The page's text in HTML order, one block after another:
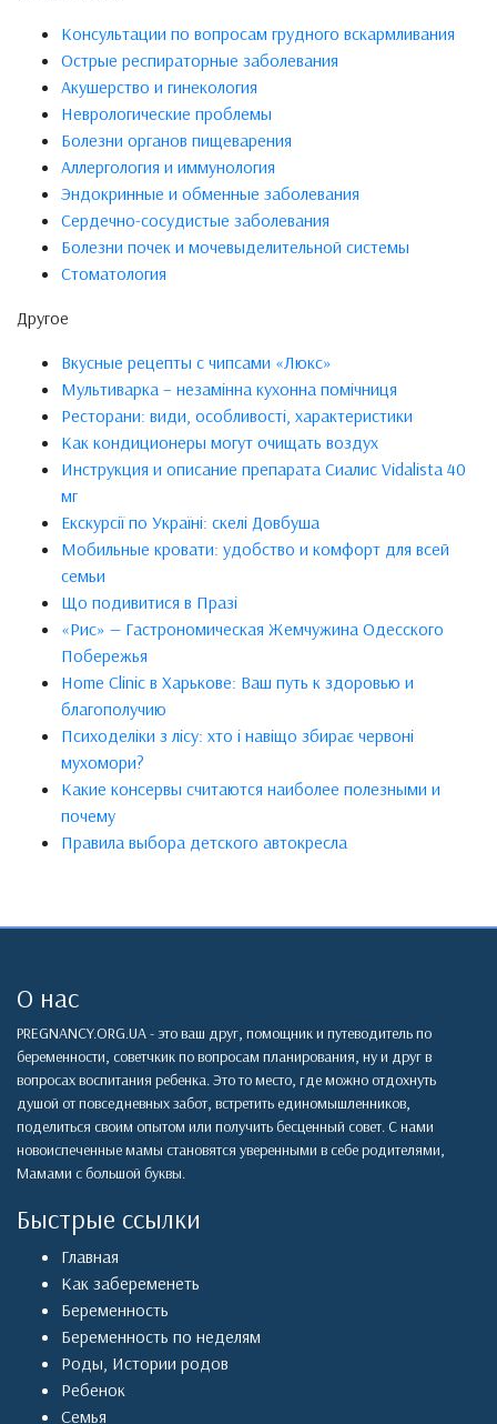
Консультации по вопросам грудного вскармливания
Острые респираторные заболевания
Акушерство и гинекология
Неврологические проблемы
Болезни органов пищеварения
Аллергология и иммунология
Эндокринные и обменные заболевания
Сердечно-сосудистые заболевания
Болезни почек и мочевыделительной системы
Стоматология
Другое
Вкусные рецепты с чипсами «Люкс»
Мультиварка – незамінна кухонна помічниця
Ресторани: види, особливості, характеристики
Как кондиционеры могут очищать воздух
Инструкция и описание препарата Сиалис Vidalista 40
мг
Екскурсії по Україні: скелі Довбуша
Мобильные кровати: удобство и комфорт для всей
семьи
Що подивитися в Празі
«Рис» — Гастрономическая Жемчужина Одесского
Побережья
Home Clinic в Харькове: Ваш путь к здоровью и
благополучию
Психоделіки з лісу: хто і навіщо збирає червоні
мухомори?
Какие консервы считаются наиболее полезными и
почему
Правила выбора детского автокресла
О нас
PREGNANCY.ORG.UA - это ваш друг, помощник и путеводитель по
беременности, советчкик по вопросам планирования, ну и друг в
вопросах воспитания ребенка. Это то место, где можно отдохнуть
душой от повседневных забот, встретить единомышленников,
поделиться своим опытом или получить бесценный совет. С нами
новоиспеченные мамы становятся уверенными в себе родителями,
Мамами с большой буквы.
Быстрые ссылки
Главная
Как забеременеть
Беременность
Беременность по неделям
Роды, Истории родов
Ребенок
Семья